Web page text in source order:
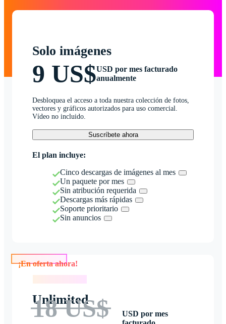
Solo imágenes
9 US$USD por mes facturado
anualmente
Desbloquea el acceso a toda nuestra colección de fotos,
vectores y gráficos autorizados para uso comercial.
Vídeo no incluido.
Suscríbete ahora
El plan incluye:
Cinco descargas de imágenes al mes
Un paquete por mes
Sin atribución requerida
Descargas más rápidas
Soporte prioritario
Sin anuncios
Unlimited
18 US$
USD por mes